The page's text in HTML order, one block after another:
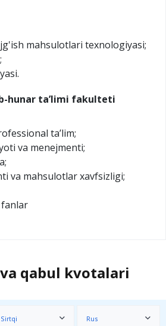
mahsulotlari texnologiyasi;
hunar taʼlimi fakulteti
ta’lim;
vа mеnеjmеnti;
va mahsulotlar xavfsizligi;
qabul kvotalari
Sirtqi Rus